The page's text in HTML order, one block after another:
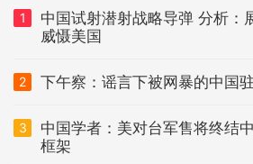
1
中国试射潜射战略导弹 分析：
威慑美国
2 下午察：谣言下被网暴的中国
3
中国学者：美对台军售将终结
框架